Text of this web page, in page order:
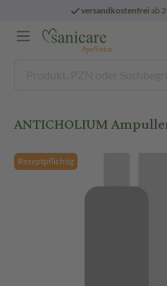
versandkostenfreiab
ANTICHOLIUM
Rezeptpflichtig